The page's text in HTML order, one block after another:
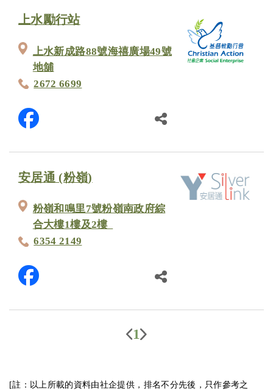
上水勵行站
上水新成路88號海禧廣場49號
地舖
2672 6699
安居通 (粉嶺)
粉嶺和鳴里7號粉嶺南政府綜
合大樓1樓及2樓
6354 2149
1
[註：以上所載的資料由社企提供，排名不分先後，只作參考之